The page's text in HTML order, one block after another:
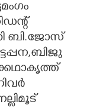
ബി.ജോസ്